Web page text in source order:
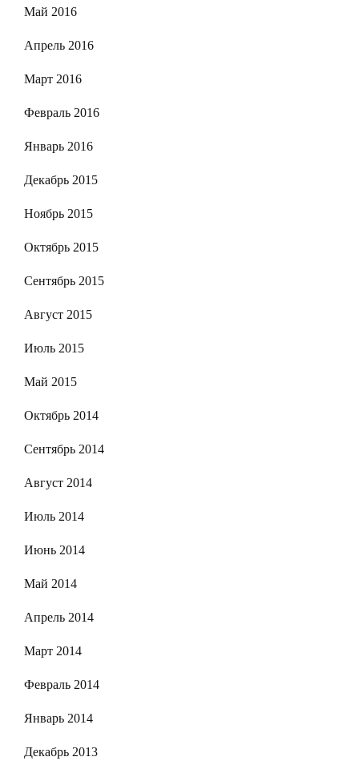
Май 2016
Апрель 2016
Март 2016
Февраль 2016
Январь 2016
Декабрь 2015
Ноябрь 2015
Октябрь 2015
Сентябрь 2015
Август 2015
Июль 2015
Май 2015
Октябрь 2014
Сентябрь 2014
Август 2014
Июль 2014
Июнь 2014
Май 2014
Апрель 2014
Март 2014
Февраль 2014
Январь 2014
Декабрь 2013